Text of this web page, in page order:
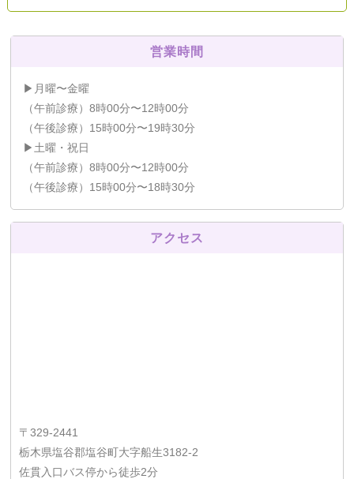
営業時間
▶月曜〜金曜
（午前診療）8時00分〜12時00分
（午後診療）15時00分〜19時30分
▶土曜・祝日
（午前診療）8時00分〜12時00分
（午後診療）15時00分〜18時30分
アクセス
〒329-2441
栃木県塩谷郡塩谷町大字船生3182-2
佐貫入口バス停から徒歩2分